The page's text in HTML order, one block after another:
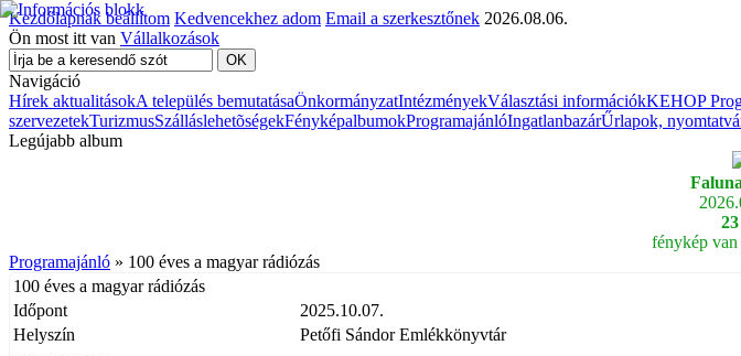
Kezdőlapnak beállítom Kedvencekhez adom Email a szerkesztőnek 2026.08.06.
Ön most itt van Vállalkozások
Navigáció
Hírek aktualitásokA település bemutatásaÖnkormányzatIntézményekVálasztási információkKEHOP
szervezetekTurizmusSzálláslehetõségekFényképalbumokProgramajánlóIngatlanbazárŰrlapok,
Legújabb album
23
fénykép van
Programajánló » 100 éves a magyar rádiózás
100 éves a magyar rádiózás
Időpont
2025.10.07.
Helyszín
Petőfi Sándor Emlékkönyvtár